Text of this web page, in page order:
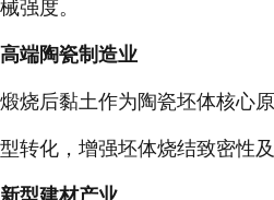
械强度。
高端陶瓷制造业
煅烧后黏土作为陶瓷坯体核心
型转化，增强坯体烧结致密性
新型建材产业